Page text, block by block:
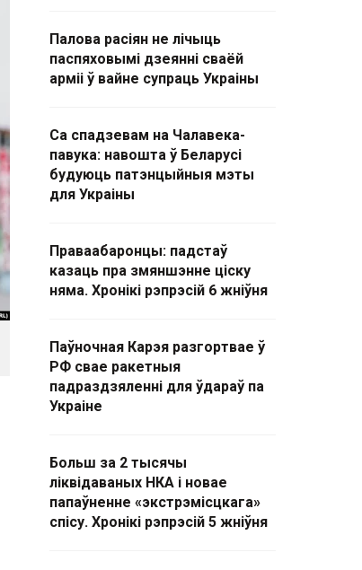
Палова расіян не лічыць
паспяховымі дзеянні сваёй
арміі ў вайне супраць Украіны
Са спадзевам на Чалавека-
павука: навошта ў Беларусі
будуюць патэнцыйныя мэты
для Украіны
Праваабаронцы: падстаў
казаць пра змяншэнне ціску
няма. Хронікі рэпрэсій 6 жніўня
Паўночная Карэя разгортвае ў
РФ свае ракетныя
падраздзяленні для ўдараў па
Украіне
Больш за 2 тысячы
ліквідаваных НКА і новае
папаўненне «экстрэмісцкага»
спісу. Хронікі рэпрэсій 5 жніўня